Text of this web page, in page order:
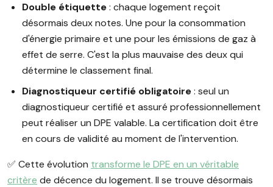
Double étiquette: chaque logement reçoit
désormais deux notes. Une pour la consommation
d'énergie primaire et une pour les émissions de gaz à
effet de serre. C'est la plus mauvaise des deux qui
détermine le classement final.
Diagnostiqueur certifié obligatoire: seul un
diagnostiqueur certifié et assuré professionnellement
peut réaliser un DPE valable. La certification doit être
en cours de validité au moment de l'intervention.
✅ Cette évolution transforme le DPE en un véritable
critère de décence du logement. Il se trouve désormais